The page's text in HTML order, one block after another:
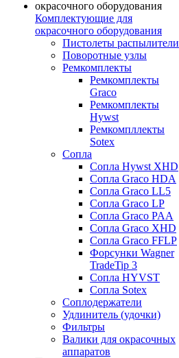
Комплектующие для
окрасочного оборудования
Пистолеты распылители
Поворотные узлы
Ремкомплекты
Ремкомплекты
Graco
Ремкомплекты
Hywst
Ремкомпллекты
Sotex
Сопла
Сопла Hywst XHD
Сопла Graco HDA
Сопла Graco LL5
Сопла Graco LP
Сопла Graco PAA
Сопла Graco XHD
Сопла Graco FFLP
Форсунки Wagner
TradeTip 3
Сопла HYVST
Сопла Sotex
Соплодержатели
Удлинитель (удочки)
Фильтры
Валики для окрасочных
аппаратов